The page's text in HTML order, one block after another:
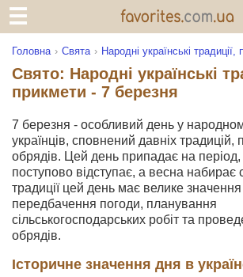
Головна Свята Народні українські традиції,
Свято: Народні українські
прикмети - 7 березня
7 березня - особливий день у
українців, сповнений давніх традицій,
обрядів. Цей день припадає на
поступово відступає, а весна набирає
традиції цей день має велике
передбачення погоди, планування
сільськогосподарських робіт та
обрядів.
Історичне значення дня в